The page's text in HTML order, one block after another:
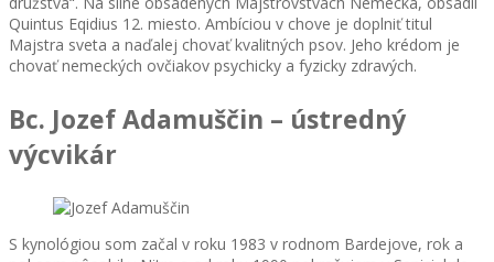
Quintus Eqidius 12. miesto. Ambíciou v chove je doplniť titul
Majstra sveta a naďalej chovať kvalitných psov. Jeho krédom je
chovať nemeckých ovčiakov psychicky a fyzicky zdravých.
Bc. Jozef Adamuščin – ústredný
výcvikár
S kynológiou som začal v roku 1983 v rodnom Bardejove, rok a